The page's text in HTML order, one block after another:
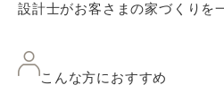
設計士がお客さまの家づくりを
こんな方におすすめ